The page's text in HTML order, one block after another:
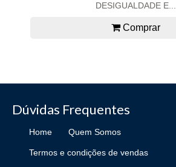
DESIGUALDADE E...
Comprar
Dúvidas Frequentes
Home Quem Somos
Termos e condições de vendas